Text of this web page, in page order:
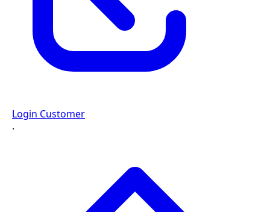
Login Customer
·